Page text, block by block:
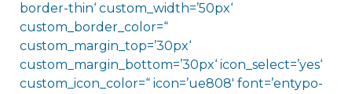
border-thin‘ custom_width=’50px‘
custom_border_color=“
custom_margin_top=’30px‘
custom_margin_bottom=’30px‘ icon_select=’yes‘
custom_icon_color=“ icon=’ue808′ font=’entypo-